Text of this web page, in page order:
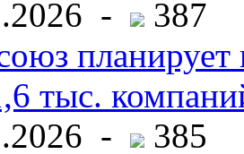
-
387
планирует
тыс.
-
385